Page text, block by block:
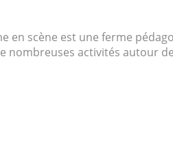
en scène est une ferme
nombreuses activités autour